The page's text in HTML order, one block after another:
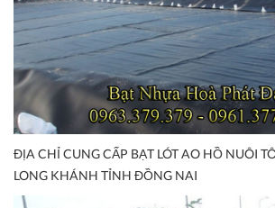
ĐỊA CHỈ CUNG CẤP BẠT LÓT AO HỒ NUÔI
LONG KHÁNH TỈNH ĐỒNG NAI